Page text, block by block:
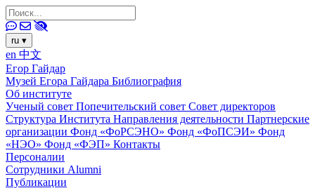
ru ▾
en 中文
Егор Гайдар
Музей Егора Гайдара Библиография
Об институте
Ученый совет Попечительский совет Совет директоров
Структура Института Направления деятельности Партнерские
организации Фонд «ФоРСЭНО» Фонд «ФоПСЭИ» Фонд
«НЭО» Фонд «ФЭП» Контакты
Персоналии
Сотрудники Alumni
Публикации